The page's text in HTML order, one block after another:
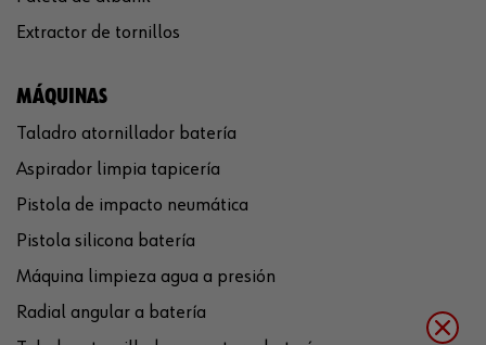
Extractor de tornillos
MÁQUINAS
Taladro atornillador batería
Aspirador limpia tapicería
Pistola de impacto neumática
Pistola silicona batería
Máquina limpieza agua a presión
Radial angular a batería